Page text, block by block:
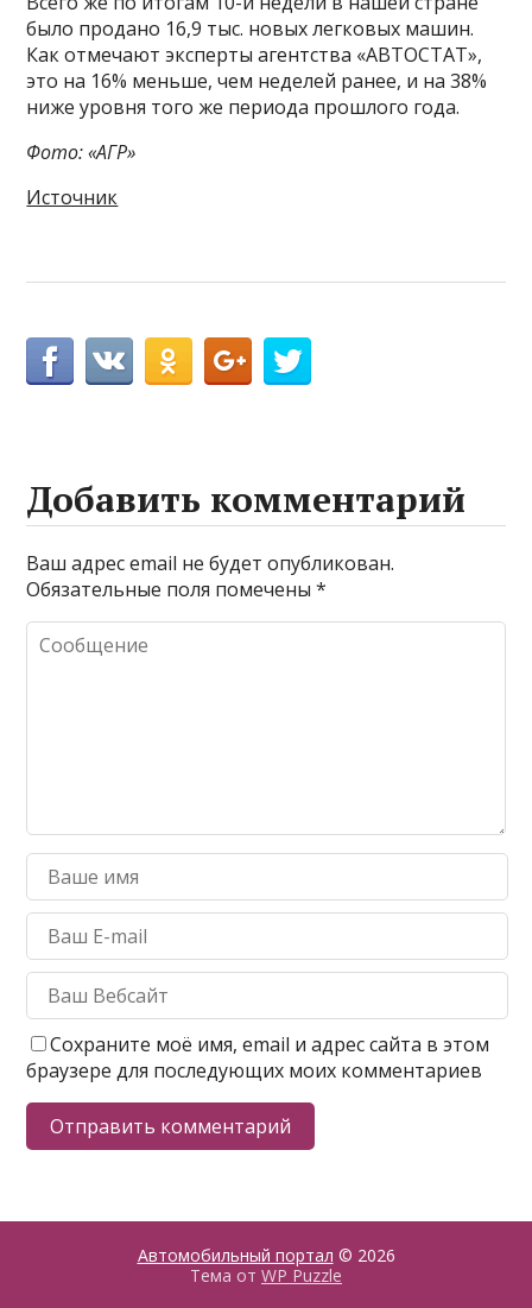
было продано 16,9 тыс. новых легковых машин.
Как отмечают эксперты агентства «АВТОСТАТ»,
это на 16% меньше, чем неделей ранее, и на 38%
ниже уровня того же периода прошлого года.
Фото: «АГР»
Источник
Добавить комментарий
Ваш адрес email не будет опубликован.
Обязательные поля помечены*
Сохраните моё имя, email и адрес сайта в этом
браузере для последующих моих комментариев
Автомобильный портал © 2026
Тема от WP Puzzle